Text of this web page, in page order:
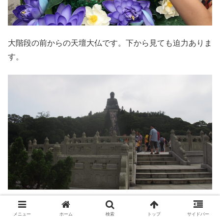
大階段の前からの天壇大仏です。下から見ても迫力ありま
す。
中間地点からの天壇大仏さん。この辺りから記念撮影して
メニュー ホーム 検索 トップ サイドバー